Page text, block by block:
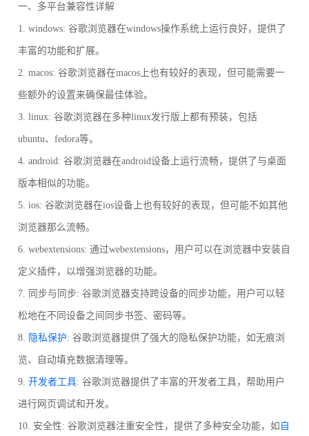
一、多平台兼容性详解
1. windows: 谷歌浏览器在windows操作系统上运行良好，提供了
丰富的功能和扩展。
2. macos: 谷歌浏览器在macos上也有较好的表现，但可能需要一
些额外的设置来确保最佳体验。
3. linux: 谷歌浏览器在多种linux发行版上都有预装，包括
ubuntu、fedora等。
4. android: 谷歌浏览器在android设备上运行流畅，提供了与桌面
版本相似的功能。
5. ios: 谷歌浏览器在ios设备上也有较好的表现，但可能不如其他
浏览器那么流畅。
6. webextensions: 通过webextensions，用户可以在浏览器中安装自
定义插件，以增强浏览器的功能。
7. 同步与同步: 谷歌浏览器支持跨设备的同步功能，用户可以轻
松地在不同设备之间同步书签、密码等。
8. 隐私保护: 谷歌浏览器提供了强大的隐私保护功能，如无痕浏
览、自动填充数据清理等。
9. 开发者工具: 谷歌浏览器提供了丰富的开发者工具，帮助用户
进行网页调试和开发。
10. 安全性: 谷歌浏览器注重安全性，提供了多种安全功能，如 自